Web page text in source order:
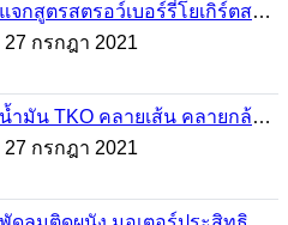
แจกสูตรสตรอว์เบอร์รี่โยเกิร์ตสมูทตี้ ทำง่าย อร่อย แค่มีเครื่องปั่นน้ำผลไม้
27 กรกฎา 2021
น้ำมัน TKO คลายเส้น คลายกล้ามเนื้อ บรรเทาอาการบาดเจ็บโดยฉับพลัน
27 กรกฎา 2021